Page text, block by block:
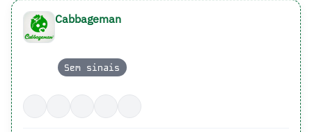
Cabbageman
Sem sinais